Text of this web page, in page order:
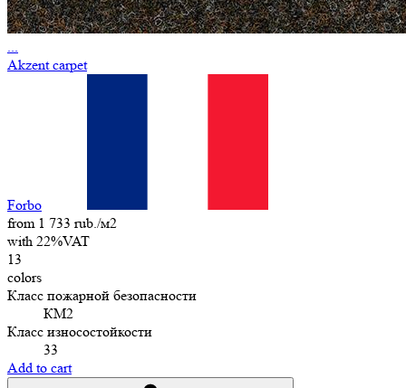
...
Akzent carpet
Forbo
from 1 733 rub./м2
with 22%VAT
13
colors
Класс пожарной безопасности
КМ2
Класс износостойкости
33
Add to cart